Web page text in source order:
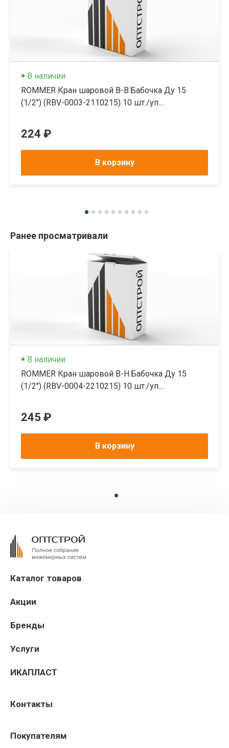
В наличии
ROMMER Кран шаровой В-В.Бабочка Ду 15
(1/2") (RBV-0003-2110215) 10 шт./уп....
224 ₽
В корзину
Ранее просматривали
В наличии
ROMMER Кран шаровой В-Н.Бабочка Ду 15
(1/2") (RBV-0004-2210215) 10 шт./уп....
245 ₽
В корзину
Каталог товаров
Акции
Бренды
Услуги
ИКАПЛАСТ
Контакты
Покупателям